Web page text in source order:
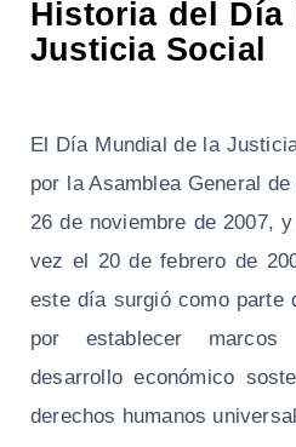
Historia del Día
Justicia Social
El Día Mundial de la
por la Asamblea General
26 de noviembre de 2007,
vez el 20 de febrero de
este día surgió como parte
por establecer
desarrollo económico
derechos humanos